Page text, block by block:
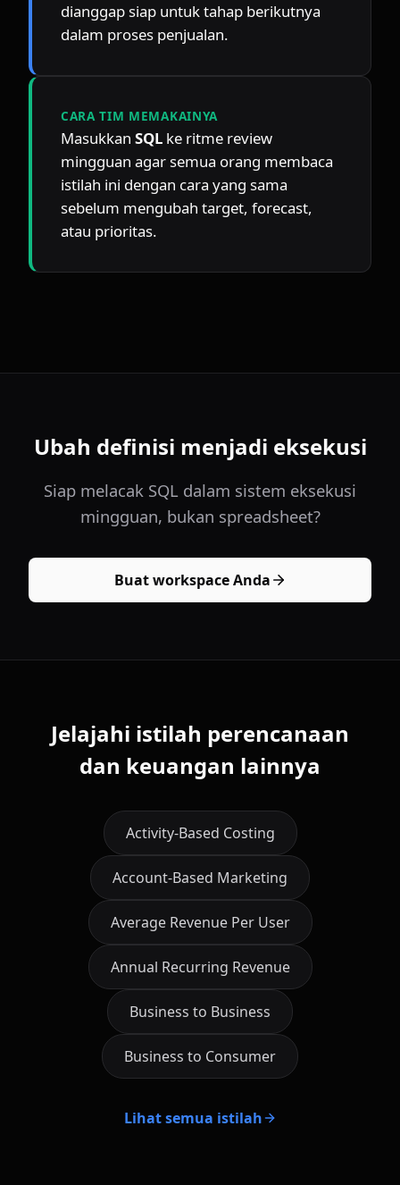
dianggap siap untuk tahap berikutnya
dalam proses penjualan.
CARA TIM MEMAKAINYA
Masukkan SQL ke ritme review
mingguan agar semua orang membaca
istilah ini dengan cara yang sama
sebelum mengubah target, forecast,
atau prioritas.
Ubah definisi menjadi eksekusi
Siap melacak SQL dalam sistem eksekusi
mingguan, bukan spreadsheet?
Buat workspace Anda
Jelajahi istilah perencanaan
dan keuangan lainnya
Activity-Based Costing
Account-Based Marketing
Average Revenue Per User
Annual Recurring Revenue
Business to Business
Business to Consumer
Lihat semua istilah